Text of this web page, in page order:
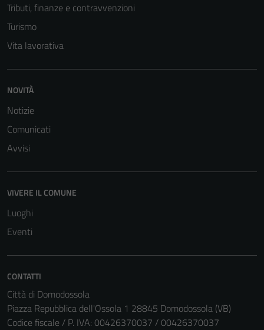
Tributi, finanze e contravvenzioni
Turismo
Vita lavorativa
NOVITÀ
Notizie
Comunicati
Avvisi
VIVERE IL COMUNE
Luoghi
Eventi
CONTATTI
Città di Domodossola
Piazza Repubblica dell'Ossola 1 28845 Domodossola (VB)
Codice fiscale / P. IVA: 00426370037 / 00426370037